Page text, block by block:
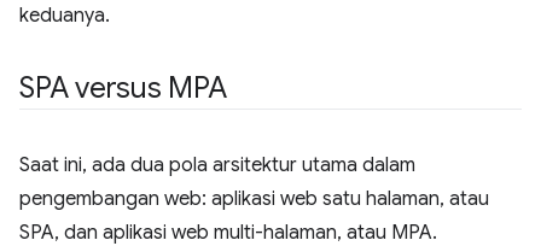
keduanya.
SPA versus MPA
Saat ini, ada dua pola arsitektur utama dalam
pengembangan web: aplikasi web satu halaman, atau
SPA, dan aplikasi web multi-halaman, atau MPA.